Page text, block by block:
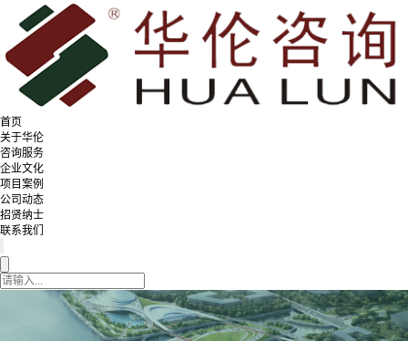
首页
关于华伦
咨询服务
企业文化
项目案例
公司动态
招贤纳士
联系我们